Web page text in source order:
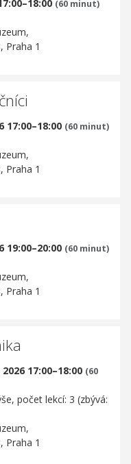
(60 minut)
Praha 1
17:00–18:00 (60 minut)
Praha 1
19:00–20:00 (60 minut)
Praha 1
17:00–18:00 (60
počet lekcí: 3 (zbývá:
Praha 1